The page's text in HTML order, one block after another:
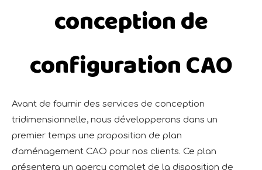
conception de
configuration CAO
Avant de fournir des services de conception
tridimensionnelle, nous développerons dans un
premier temps une proposition de plan
d'aménagement CAO pour nos clients. Ce plan
présentera un aperçu complet de la disposition de